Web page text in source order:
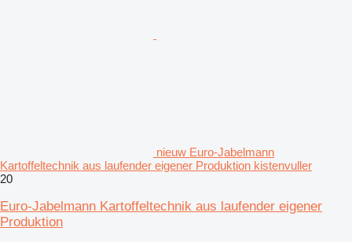
nieuw Euro-Jabelmann
Kartoffeltechnik aus laufender eigener Produktion kistenvuller
20
Euro-Jabelmann Kartoffeltechnik aus laufender eigener
Produktion